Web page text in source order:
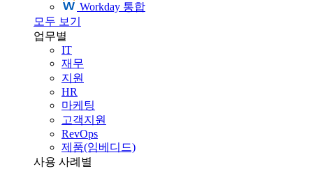
Workday 통합
모두 보기
업무별
IT
재무
지원
HR
마케팅
고객지원
RevOps
제품(임베디드)
사용 사례별